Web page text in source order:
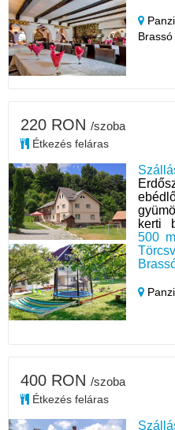
kerti
500
220 RON /szoba
Étkezés feláras
400 RON /szoba
Étkezés feláras